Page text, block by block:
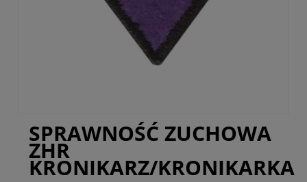
SPRAWNOŚĆ ZUCHOWA
ZHR
KRONIKARZ/KRONIKARKA